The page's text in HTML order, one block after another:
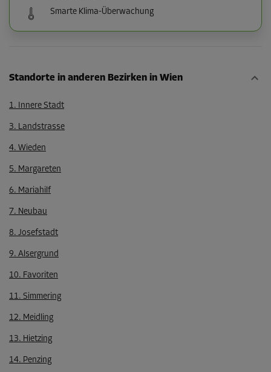
Smarte Klima-Überwachung
Standorte in anderen Bezirken in Wien
1. Innere Stadt
3. Landstrasse
4. Wieden
5. Margareten
6. Mariahilf
7. Neubau
8. Josefstadt
9. Alsergrund
10. Favoriten
11. Simmering
12. Meidling
13. Hietzing
14. Penzing